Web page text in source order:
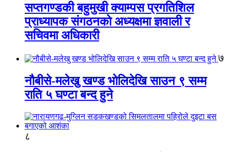
सप्तगण्डकी बहुमुखी क्याम्पस प्रगतिशिल
प्राध्यापक संगठनको अध्यक्षमा ज्ञवाली र
सचिवमा अधिकारी
७
नौबीसे-मलेखु खण्ड भोलिदेखि साउन ९ सम्म
राति ५ घण्टा बन्द हुने
८